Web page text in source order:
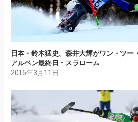
日本・鈴木猛史、森井大輝がワン・ツ
アルペン最終日・スラローム
2015年3月11日